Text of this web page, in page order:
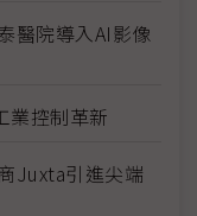
醫院導入AI影像
業控制革新
Juxta引進尖端